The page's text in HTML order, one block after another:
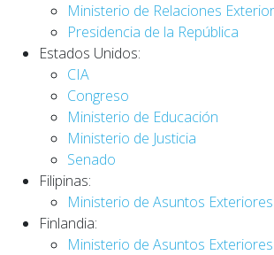
Ministerio de Relaciones
Presidencia de la República
Estados Unidos:
CIA
Congreso
Ministerio de Educación
Ministerio de Justicia
Senado
Filipinas:
Ministerio de Asuntos Exteriores
Finlandia:
Ministerio de Asuntos Exteriores